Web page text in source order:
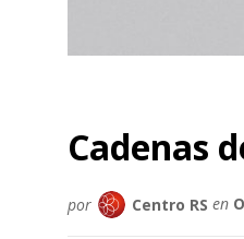
Cadenas
por Centro RS en